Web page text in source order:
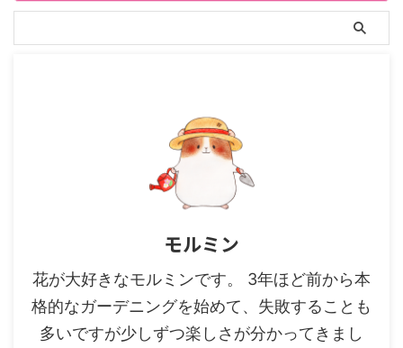
モルミン
花が大好きなモルミンです。 3年ほど前から本
格的なガーデニングを始めて、失敗することも
多いですが少しずつ楽しさが分かってきまし